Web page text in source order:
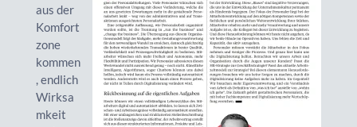
aus der
Komfort
zone
kommen
, endlich
Wirksa
mkeit